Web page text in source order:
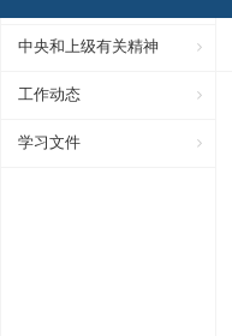
中央和上级有关精神
工作动态
学习文件